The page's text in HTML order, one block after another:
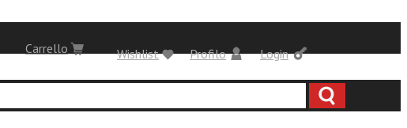
Login
Carrello Profilo
Wishlist